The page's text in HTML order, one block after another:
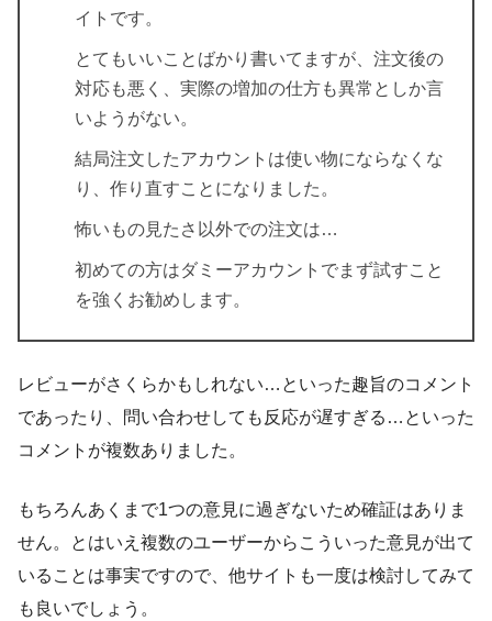
イトです。
とてもいいことばかり書いてますが、注文後の
対応も悪く、実際の増加の仕方も異常としか言
いようがない。
結局注文したアカウントは使い物にならなくな
り、作り直すことになりました。
怖いもの見たさ以外での注文は…
初めての方はダミーアカウントでまず試すこと
を強くお勧めします。
レビューがさくらかもしれない…といった趣旨のコメント
であったり、問い合わせしても反応が遅すぎる…といった
コメントが複数ありました。
もちろんあくまで1つの意見に過ぎないため確証はありま
せん。とはいえ複数のユーザーからこういった意見が出て
いることは事実ですので、他サイトも一度は検討してみて
も良いでしょう。